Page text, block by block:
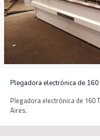
Plegadora electrónica de 160
Plegadora electrónica de 160
Aires.